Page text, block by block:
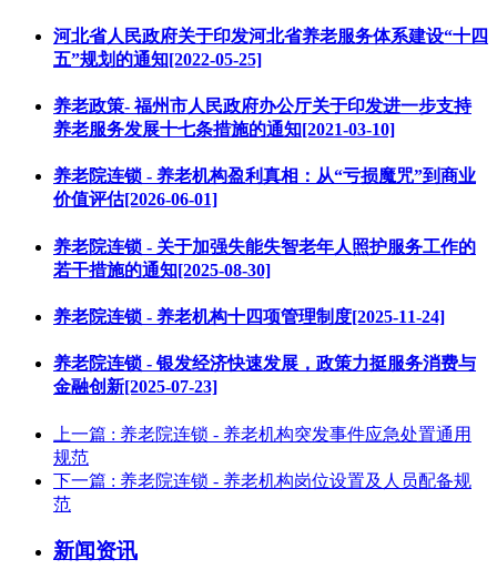
河北省人民政府关于印发河北省养老服务体系建设“十四
五”规划的通知[2022-05-25]
养老政策- 福州市人民政府办公厅关于印发进一步支持
养老服务发展十七条措施的通知[2021-03-10]
养老院连锁 - 养老机构盈利真相：从“亏损魔咒”到商业
价值评估[2026-06-01]
养老院连锁 - 关于加强失能失智老年人照护服务工作的
若干措施的通知[2025-08-30]
养老院连锁 - 养老机构十四项管理制度[2025-11-24]
养老院连锁 - 银发经济快速发展，政策力挺服务消费与
金融创新[2025-07-23]
上一篇 : 养老院连锁 - 养老机构突发事件应急处置通用
规范
下一篇 : 养老院连锁 - 养老机构岗位设置及人员配备规
范
新闻资讯